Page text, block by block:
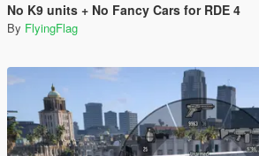
No K9 units + No Fancy Cars for RDE 4
By FlyingFlag